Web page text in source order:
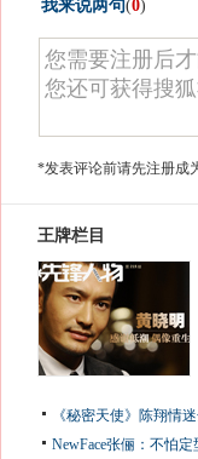
我来说两句(0)
*发表评论前请先注册成
王牌栏目
《秘密天使》陈翔情
NewFace张俪：不怕定